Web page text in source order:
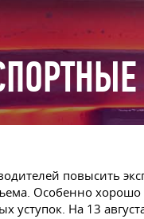
повысить
Особенно
На 13